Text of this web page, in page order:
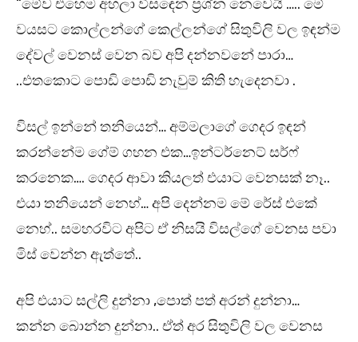
“මේව එහෙම අහලා විසඳෙන ප්‍රශ්න නෙවෙයි ….. මේ
වයසට කොල්ලන්ගේ කෙල්ලන්ගේ සිතුවිලි වල ඉඳන්ම
දේවල් වෙනස් වෙන බව අපි දන්නවනේ පාරා…
..එතකොට පොඩි පොඩි නැවුම් කිති හැදෙනවා .
විසල් ඉන්නේ තනියෙන්… අම්මලාගේ ගෙදර ඉඳන්
කරන්නේම ගේම් ගහන එක…ඉන්ටර්නෙට් සර්ෆ්
කරනෙක…. ගෙදර ආවා කියලත් එයාට වෙනසක් නෑ..
එයා තනියෙන් නෙහ්… අපි දෙන්නම මේ රේස් එකේ
නෙහ්.. සමහරවිට අපිට ඒ නිසයි විසල්ගේ වෙනස පවා
මිස් වෙන්න ඇත්තේ..
අපි එයාට සල්ලි දුන්නා ,පොත් පත් අරන් දුන්නා…
කන්න බොන්න දුන්නා.. ඒත් අර සිතුවිලි වල වෙනස